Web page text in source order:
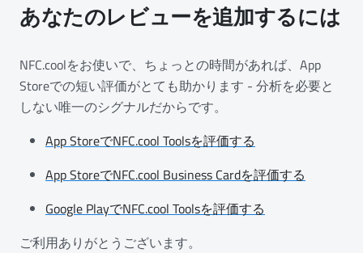
あなたのレビューを追加するには
NFC.coolをお使いで、ちょっとの時間があれば、App
Storeでの短い評価がとても助かります - 分析を必要と
しない唯一のシグナルだからです。
App StoreでNFC.cool Toolsを評価する
App StoreでNFC.cool Business Cardを評価する
Google PlayでNFC.cool Toolsを評価する
ご利用ありがとうございます。